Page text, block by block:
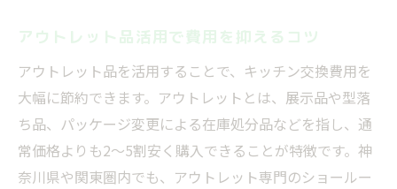
アウトレット品活用で費用を抑えるコツ
アウトレット品を活用することで、キッチン交換費用を
大幅に節約できます。アウトレットとは、展示品や型落
ち品、パッケージ変更による在庫処分品などを指し、通
常価格よりも2～5割安く購入できることが特徴です。神
奈川県や関東圏内でも、アウトレット専門のショールー